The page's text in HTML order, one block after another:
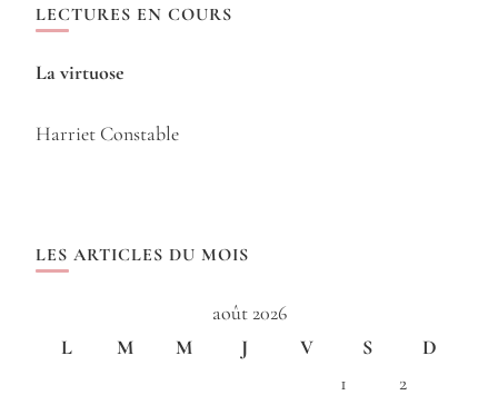
LECTURES EN COURS
La virtuose
Harriet Constable
LES ARTICLES DU MOIS
août 2026
L
M M J V S
D
1
2